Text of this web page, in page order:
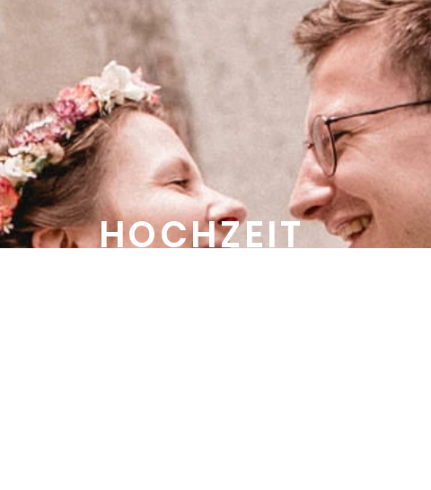
HOCHZEIT